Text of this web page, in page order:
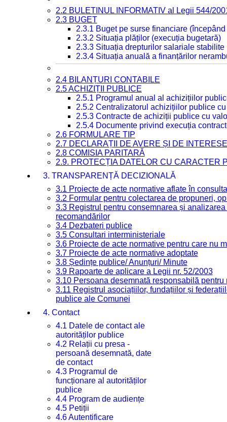
2.2 BULETINUL INFORMATIV al Legii 544/
2.3 BUGET
2.3.1 Buget pe surse financiare
2.3.2 Situația plăților (execuția bugetară)
2.3.3 Situația drepturilor salariale
2.3.4 Situația anuală a finanțărilor
2.4 BILANȚURI CONTABILE
2.5 ACHIZIȚII PUBLICE
2.5.1 Programul anual al achizițiilor
2.5.2 Centralizatorul achizițiilor publice
2.5.3 Contracte de achiziții publice cu
2.5.4 Documente privind execuția
2.6 FORMULARE TIP
2.7 DECLARAȚII DE AVERE ȘI DE INTERESE
2.8 COMISIA PARITARĂ
2.9. PROTECȚIA DATELOR CU CARACTER
3. TRANSPARENȚĂ DECIZIONALĂ
3.1 Proiecte de acte normative aflate în
3.2 Formular pentru colectarea de propuneri,
3.3 Registrul pentru consemnarea și
recomandărilor
3.4 Dezbateri publice
3.5 Consultari interministeriale
3.6 Proiecte de acte normative pentru care nu
3.7 Proiecte de acte normative adoptate
3.8 Ședințe publice/ Anunțuri/ Minute
3.9 Rapoarte de aplicare a Legii nr. 52/2003
3.10 Persoana desemnată responsabilă
3.11 Registrul asociațiilor, fundațiilor și
publice ale Comunei
4. Contact
4.1 Datele de contact ale
autorităților publice
4.2 Relații cu presa -
persoană desemnată, date
de contact
4.3 Programul de
funcționare al autorităților
publice
4.4 Program de audiențe
4.5 Petiții
4.6 Autentificare